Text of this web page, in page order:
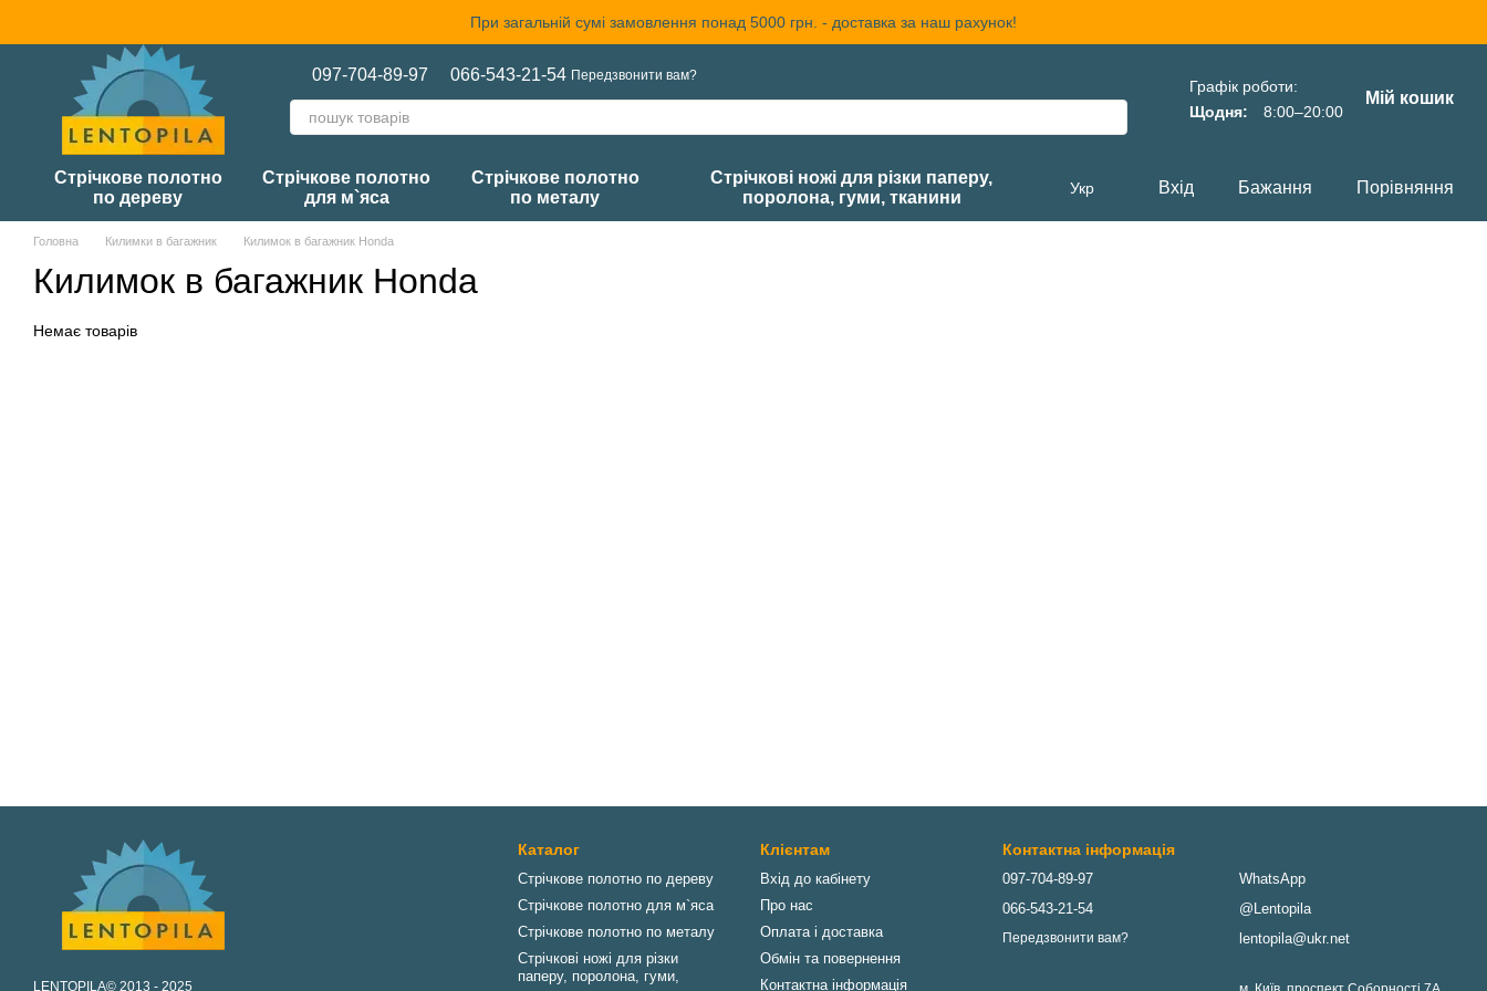
При загальній сумі замовлення понад 5000 грн. - доставка за наш рахунок!
097-704-89-97 066-543-21-54 Передзвонити вам?
Графік роботи:
Щодня:
8:00–20:00
Мій кошик
Стрічкове полотно
по дереву
Стрічкове полотно
для м`яса
Стрічкове полотно
по металу
Стрічкові ножі для різки паперу,
поролона, гуми, тканини
Укр Вхід Бажання Порівняння
Головна Килимки в багажник Килимок в багажник Honda
Килимок в багажник Honda
Немає товарів
LENTOPILA© 2013 - 2025
Каталог
Стрічкове полотно по дереву
Стрічкове полотно для м`яса
Стрічкове полотно по металу
Стрічкові ножі для різки
паперу, поролона, гуми,
Клієнтам
Вхід до кабінету
Про нас
Оплата і доставка
Обмін та повернення
Контактна інформація
Контактна інформація
097-704-89-97
066-543-21-54
Передзвонити вам?
WhatsApp
@Lentopila
lentopila@ukr.net